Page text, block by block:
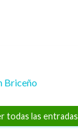
Briceño
todas las entradas